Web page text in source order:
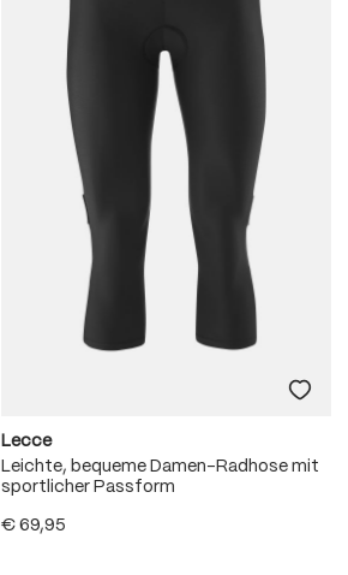
Lecce
Leichte, bequeme Damen-Radhose mit
sportlicher Passform
€ 69,95